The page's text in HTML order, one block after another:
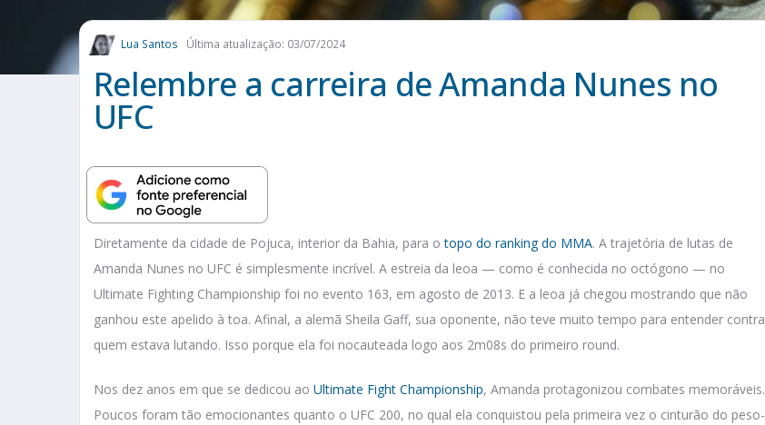
Lua Santos Última atualização: 03/07/2024
Relembre a carreira de Amanda Nunes no
UFC
Diretamente da cidade de Pojuca, interior da Bahia, para otopo do ranking do MMA. A trajetória de lutas de
Amanda Nunes no UFC é simplesmente incrível. A estreia da leoa — como é conhecida no octógono — no
Ultimate Fighting Championship foi no evento 163, em agosto de 2013. E a leoa já chegou mostrando que não
ganhou este apelido à toa. Afinal, a alemã Sheila Gaff, sua oponente, não teve muito tempo para entender contra
quem estava lutando. Isso porque ela foi nocauteada logo aos 2m08s do primeiro round.
Nos dez anos em que se dedicou ao Ultimate Fight Championship, Amanda protagonizou combates memoráveis.
Poucos foram tão emocionantes quanto o UFC 200, no qual ela conquistou pela primeira vez o cinturão do peso-